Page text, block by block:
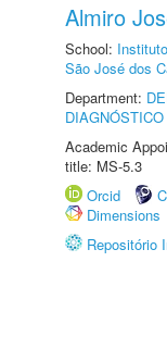
Almiro
School:
São José dos
Department:
Academic
title: MS-5.3
Orcid
Dimensions
Repositório